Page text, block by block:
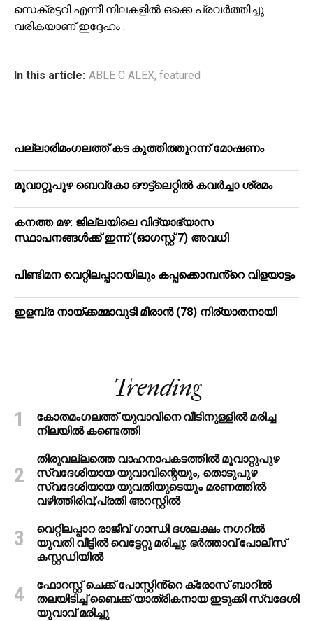
സെക്രട്ടറി എന്നീ നിലകളിൽ ഒക്കെ പ്രവർത്തിച്ചു
വരികയാണ് ഇദ്ദേഹം .
In this article: ABLE C ALEX, featured
പ​ല്ലാ​രി​മം​ഗ​ല​ത്ത് ക​ട കു​ത്തി​ത്തുറ​ന്ന് മോ​ഷ​ണം
മൂ​വാ​റ്റു​പു​ഴ ബെ​വ്കോ ഔ​ട്ട്‌​ലെ​റ്റിൽ കവർച്ചാ ശ്രമം
കനത്ത മഴ: ജില്ലയിലെ വിദ്യാഭ്യാസ
സ്ഥാപനങ്ങള്‍ക്ക് ഇന്ന് (ഓഗസ്റ്റ് 7) അവധി
പിണ്ടിമന വെറ്റിലപ്പാറയിലും കപ്പക്കൊമ്പൻ്റെ വിളയാട്ടം
ഇളമ്പ്ര നായ്ക്കമ്മാവുടി മീരാൻ (78) നിര്യാതനായി
Trending
കോതമംഗലത്ത് യുവാവിനെ വീടിനുള്ളിൽ മരിച്ച
നിലയിൽ കണ്ടെത്തി
തിരുവല്ലത്തെ വാഹനാപകടത്തില്‍ മൂവാറ്റുപുഴ
സ്വദേശിയായ യുവാവിന്റെയും, തൊടുപുഴ
സ്വദേശിയായ യുവതിയുടെയും മരണത്തില്‍
വഴിത്തിരിവ്;പ്രതി അറസ്റ്റില്‍
വെറ്റിലപ്പാറ രാജീവ് ഗാന്ധി ദശലക്ഷം നഗറിൽ
യുവതി വീട്ടിൽ വെട്ടേറ്റു മരിച്ചു: ഭർത്താവ് പോലീസ്
കസ്റ്റഡിയിൽ
ഫോറസ്റ്റ് ചെക്ക് പോസ്റ്റിൻ്റെ ക്രോസ് ബാറില്‍
തലയിടിച്ച് ബൈക്ക് യാത്രികനായ ഇടുക്കി സ്വദേശി
യുവാവ് മരിച്ചു